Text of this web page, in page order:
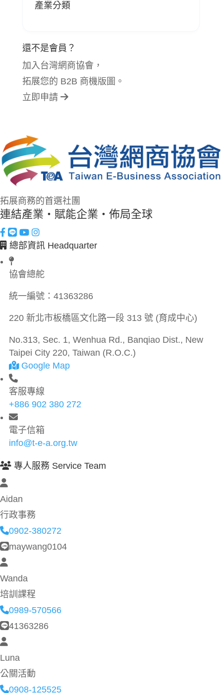
產業分類
還不是會員？
加入台灣網商協會，
拓展您的 B2B 商機版圖。
立即申請
拓展商務的首選社團
連結產業・賦能企業・佈局全球
總部資訊 Headquarter
協會總舵
統一編號： 41363286
220 新北市板橋區文化路一段 313 號 (育成中心)
No.313, Sec. 1, Wenhua Rd., Banqiao Dist., New
Taipei City 220, Taiwan (R.O.C.)
Google Map
客服專線
+886 902 380 272
電子信箱
info@t-e-a.org.tw
專人服務 Service Team
Aidan
行政事務
0902-380272
maywang0104
Wanda
培訓課程
0989-570566
41363286
Luna
公關活動
0908-125525